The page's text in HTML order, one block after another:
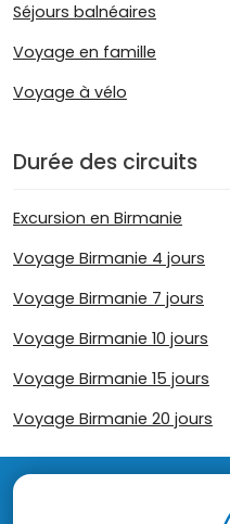
Séjours balnéaires
Voyage en famille
Voyage à vélo
Durée des circuits
Excursion en Birmanie
Voyage Birmanie 4 jours
Voyage Birmanie 7 jours
Voyage Birmanie 10 jours
Voyage Birmanie 15 jours
Voyage Birmanie 20 jours